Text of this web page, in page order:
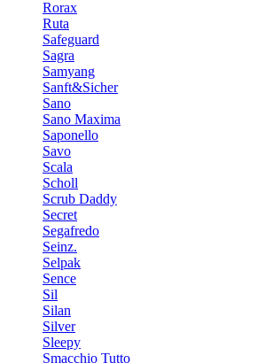
Rorax
Ruta
Safeguard
Sagra
Samyang
Sanft&Sicher
Sano
Sano Maxima
Saponello
Savo
Scala
Scholl
Scrub Daddy
Secret
Segafredo
Seinz.
Selpak
Sence
Sil
Silan
Silver
Sleepy
Smacchio Tutto